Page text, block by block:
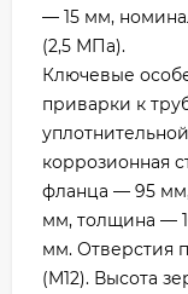
— 15 мм,
(2,5 МПа).
Ключевые
приварки к
коррозионная
фланца — 95
мм, толщина —
мм. Отверстия
(M12). Высота